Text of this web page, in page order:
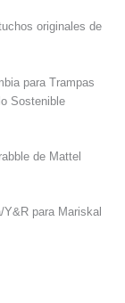
originales de
para Trampas
Sostenible
de Mattel
para Mariskal